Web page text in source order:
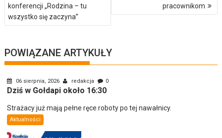
konferencji „Rodzina – tu
wszystko się zaczyna”
pracownikom
POWIĄZANE ARTYKUŁY
06 sierpnia, 2026 redakcja 0
Dziś w Gołdapi około 16:30
Strażacy już mają pełne ręce roboty po tej nawałnicy.
Aktualności